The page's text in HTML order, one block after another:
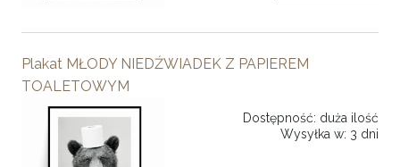
Plakat MŁODY NIEDŹWIADEK Z PAPIEREM
TOALETOWYM
Dostępność: duża ilość
Wysyłka w: 3 dni